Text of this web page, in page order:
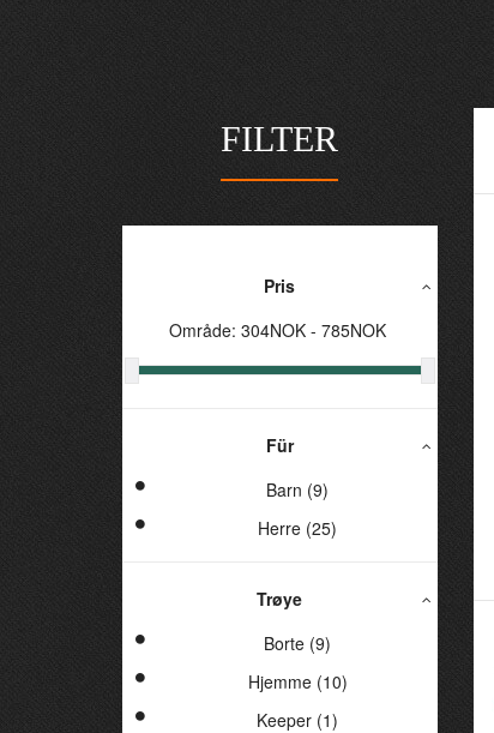
FILTER
Pris
Område: 304NOK - 785NOK
Für
Barn (9)
Herre (25)
Trøye
Borte (9)
Hjemme (10)
Keeper (1)